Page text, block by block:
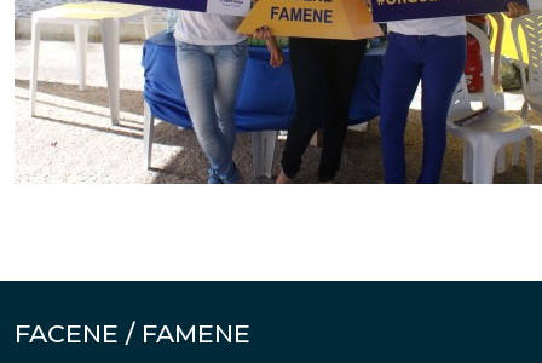
FACENE / FAMENE